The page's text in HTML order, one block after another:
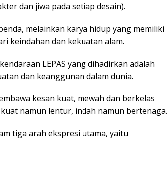
dan jiwa pada setiap desain).
melainkan karya hidup yang memiliki
keindahan dan kekuatan alam.
LEPAS yang dihadirkan adalah
dan keanggunan dalam dunia.
kesan kuat, mewah dan berkelas
namun lentur, indah namun bertenaga.
tiga arah ekspresi utama, yaitu